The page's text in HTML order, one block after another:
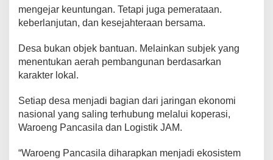
mengejar keuntungan. Tetapi juga pemerataan.
keberlanjutan, dan kesejahteraan bersama.
Desa bukan objek bantuan. Melainkan subjek yang
menentukan aerah pembangunan berdasarkan
karakter lokal.
Setiap desa menjadi bagian dari jaringan ekonomi
nasional yang saling terhubung melalui koperasi,
Waroeng Pancasila dan Logistik JAM.
“Waroeng Pancasila diharapkan menjadi ekosistem